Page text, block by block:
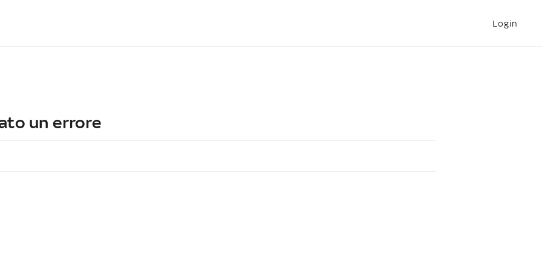
Login
un errore